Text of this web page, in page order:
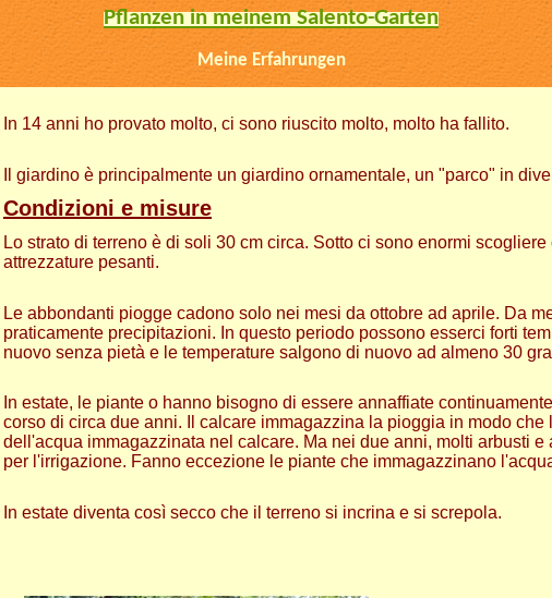
Pflanzen in meinem Salento-Garten
Meine Erfahrungen
In 14 anni ho provato molto, ci sono riuscito molto, molto ha fallito.
Il giardino è principalmente un giardino ornamentale, un "parco" in
Condizioni e misure
Lo strato di terreno è di soli 30 cm circa. Sotto ci sono enormi
attrezzature pesanti.
Le abbondanti piogge cadono solo nei mesi da ottobre ad aprile. Da
praticamente precipitazioni. In questo periodo possono esserci forti
nuovo senza pietà e le temperature salgono di nuovo ad almeno 30
In estate, le piante o hanno bisogno di essere annaffiate
corso di circa due anni. Il calcare immagazzina la pioggia in modo
dell'acqua immagazzinata nel calcare. Ma nei due anni, molti arbusti
per l'irrigazione. Fanno eccezione le piante che immagazzinano
In estate diventa così secco che il terreno si incrina e si screpola.